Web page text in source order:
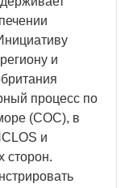
и
процесс по
(COC), в
и
сторон.